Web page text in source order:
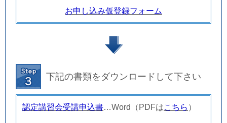
お申し込み仮登録フォーム
下記の書類をダウンロードして下さい
認定講習会受講申込書…Word（ PDFはこちら ）